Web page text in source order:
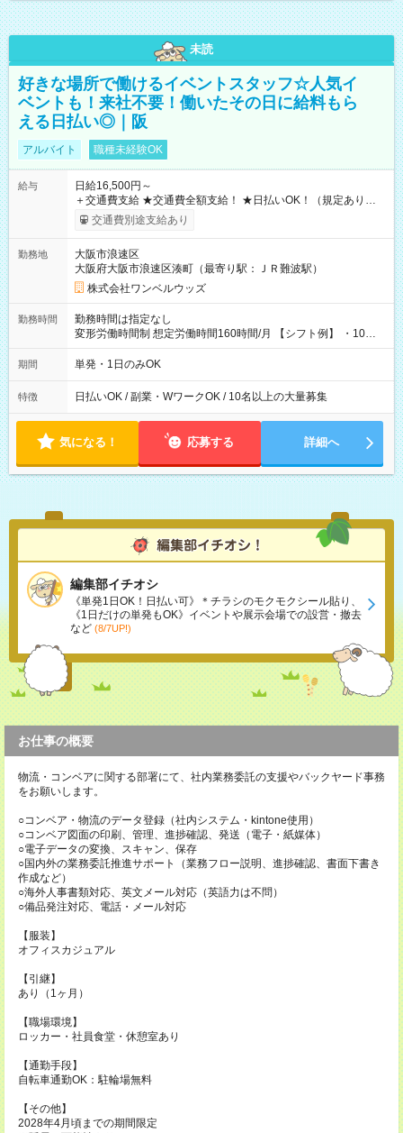
未読
好きな場所で働けるイベントスタッフ☆人気イ
ベントも！来社不要！働いたその日に給料もら
える日払い◎｜阪
アルバイト 職種未経験OK
給与
日給16,500円～
＋交通費支給 ★交通費全額支給！ ★日払いOK！（規定あり） ┗
働いたその日に現金GET♪ お仕事後はコンビニATMから 日払
交通費別途支給あり
勤務地
大阪市浪速区
大阪府大阪市浪速区湊町（最寄り駅：ＪＲ難波駅）
株式会社ワンベルウッズ
勤務時間
勤務時間は指定なし
変形労働時間制 想定労働時間160時間/月 【シフト例】 ・10：
00～20：00
期間 単発・1日のみOK
特徴 日払いOK / 副業・WワークOK / 10名以上の大量募集
気になる！ 応募する 詳細へ
編集部イチオシ
《単発1日OK！日払い可》＊チラシのモクモクシール貼り、
《1日だけの単発もOK》イベントや展示会場での設営・撤去
など (8/7UP!)
お仕事の概要
物流・コンベアに関する部署にて、社内業務委託の支援やバックヤード事務
をお願いします。
○コンベア・物流のデータ登録（社内システム・kintone使用）
○コンベア図面の印刷、管理、進捗確認、発送（電子・紙媒体）
○電子データの変換、スキャン、保存
○国内外の業務委託推進サポート（業務フロー説明、進捗確認、書面下書き
作成など）
○海外人事書類対応、英文メール対応（英語力は不問）
○備品発注対応、電話・メール対応
【服装】
オフィスカジュアル
【引継】
あり（1ヶ月）
【職場環境】
ロッカー・社員食堂・休憩室あり
【通勤手段】
自転車通勤OK：駐輪場無料
【その他】
2028年4月頃までの期間限定